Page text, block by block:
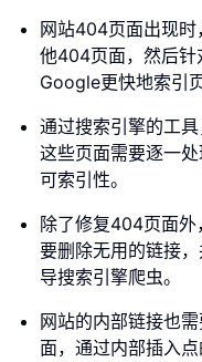
网站404页面出现
他404页面，然后针
Google更快地索引页
通过搜索引擎的工具
这些页面需要逐一
可索引性。
除了修复404页面
要删除无用的链接
导搜索引擎爬虫。
网站的内部链接也
面，通过内部插入